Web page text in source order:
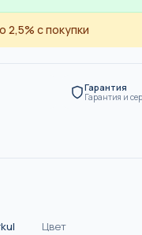
2,5% с покупки
Гарантия
Гарантия и
Цвет